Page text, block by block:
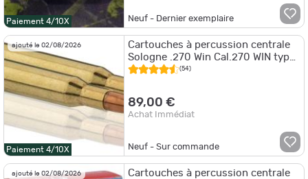
Paiement 4/10X Neuf - Dernier exemplaire
ajouté le 02/08/2026
Paiement 4/10X
Cartouches à percussion centrale
Sologne .270 Win Cal.270 WIN type
NOSLER BALLISTIC TIP
(54)
89,00 €
Achat Immédiat
Neuf - Sur commande
ajouté le 02/08/2026
Cartouches à percussion centrale